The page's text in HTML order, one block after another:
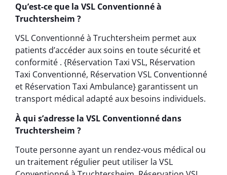
Qu’est-ce que la VSL Conventionné à
Truchtersheim ?
VSL Conventionné à Truchtersheim permet aux
patients d’accéder aux soins en toute sécurité et
conformité . {Réservation Taxi VSL, Réservation
Taxi Conventionné, Réservation VSL Conventionné
et Réservation Taxi Ambulance} garantissent un
transport médical adapté aux besoins individuels.
À qui s’adresse la VSL Conventionné dans
Truchtersheim ?
Toute personne ayant un rendez-vous médical ou
un traitement régulier peut utiliser la VSL